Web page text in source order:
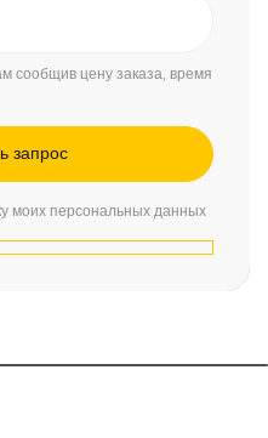
сообщив цену заказа, время
моих персональных данных